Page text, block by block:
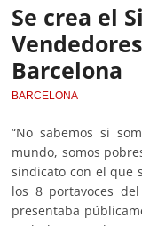
Se crea el
Barcelona
BARCELONA
“No sabemos si
mundo, somos
sindicato con el que
los 8 portavoces
presentaba